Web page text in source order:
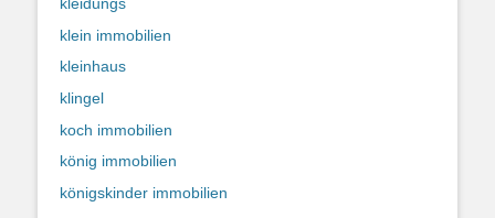
klein immobilien
kleinhaus
klingel
koch immobilien
könig immobilien
königskinder immobilien